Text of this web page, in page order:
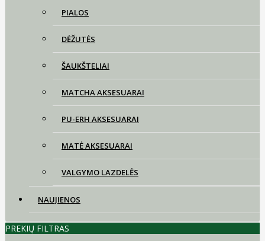
PIALOS
DĖŽUTĖS
ŠAUKŠTELIAI
MATCHA AKSESUARAI
PU-ERH AKSESUARAI
MATĖ AKSESUARAI
VALGYMO LAZDELĖS
NAUJIENOS
PREKIŲ FILTRAS